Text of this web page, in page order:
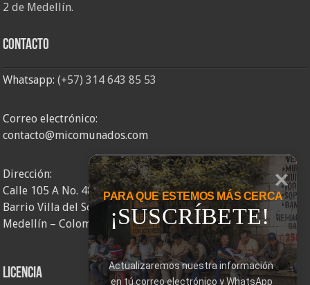
2 de Medellín.
Contacto
Whatsapp:(+57) 314 643 85 53
Correo electrónico:
contacto@micomunados.com
Dirección:
Calle 105 A No. 48AA – 58
Barrio Villa del Socorro
Medellín – Colombia
Licencia
PARA QUE ESTEMOS MÁS CERCA
¡SUSCRÍBETE!
Actualizaremos nuestra información
en tú correo electrónico y WhatsApp